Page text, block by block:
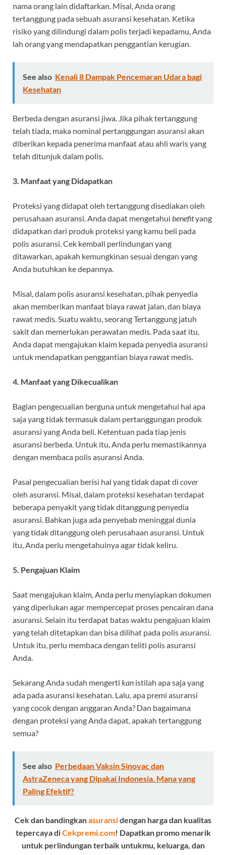
nama orang lain didaftarkan. Misal, Anda orang
tertanggung pada sebuah asuransi kesehatan. Ketika
risiko yang dilindungi dalam polis terjadi kepadamu, Anda
lah orang yang mendapatkan penggantian kerugian.
See also Kenali 8 Dampak Pencemaran Udara bagi
Kesehatan
Berbeda dengan asuransi jiwa. Jika pihak tertanggung
telah tiada, maka nominal pertanggungan asuransi akan
diberikan kepada penerima manfaat atau ahli waris yang
telah ditunjuk dalam polis.
3. Manfaat yang Didapatkan
Proteksi yang didapat oleh tertanggung disediakan oleh
perusahaan asuransi. Anda dapat mengetahui benefityang
didapatkan dari produk proteksi yang kamu beli pada
polis asuransi. Cek kembali perlindungan yang
ditawarkan, apakah kemungkinan sesuai dengan yang
Anda butuhkan ke depannya.
Misal, dalam polis asuransi kesehatan, pihak penyedia
akan memberikan manfaat biaya rawat jalan, dan biaya
rawat medis. Suatu waktu, seorang Tertanggung jatuh
sakit dan memerlukan perawatan medis. Pada saat itu,
Anda dapat mengajukan klaim kepada penyedia asuransi
untuk mendapatkan penggantian biaya rawat medis.
4. Manfaat yang Dikecualikan
Bagian pengecualian berguna untuk mengetahui hal apa
saja yang tidak termasuk dalam pertanggungan produk
asuransi yang Anda beli. Ketentuan pada tiap jenis
asuransi berbeda. Untuk itu, Anda perlu memastikannya
dengan membaca polis asuransi Anda.
Pasal pengecualian berisi hal yang tidak dapat di cover
oleh asuransi. Misal, dalam proteksi kesehatan terdapat
beberapa penyakit yang tidak ditanggung penyedia
asuransi. Bahkan juga ada penyebab meninggal dunia
yang tidak ditanggung oleh perusahaan asuransi. Untuk
itu, Anda perlu mengetahuinya agar tidak keliru.
5. Pengajuan Klaim
Saat mengajukan klaim, Anda perlu menyiapkan dokumen
yang diperlukan agar mempercepat proses pencairan dana
asuransi. Selain itu terdapat batas waktu pengajuan klaim
yang telah ditetapkan dan bisa dilihat pada polis asuransi.
Untuk itu, perlu membaca dengan teliti polis asuransi
Anda.
Sekarang Anda sudah mengerti kan istilah apa saja yang
ada pada asuransi kesehatan. Lalu, apa premi asuransi
yang cocok dengan anggaran Anda? Dan bagaimana
dengan proteksi yang Anda dapat, apakah tertanggung
semua?
See also Perbedaan Vaksin Sinovac dan
AstraZeneca yang Dipakai Indonesia. Mana yang
Paling Efektif?
Cek dan bandingkanasuransidengan harga dan kualitas
tepercaya diCekpremi.com! Dapatkan promo menarik
untuk perlindungan terbaik untukmu, keluarga, dan